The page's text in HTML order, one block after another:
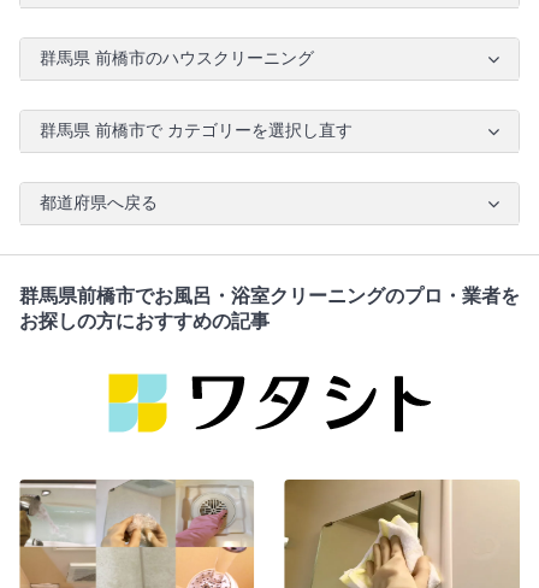
群馬県 前橋市のハウスクリーニング
群馬県 前橋市で カテゴリーを選択し直す
都道府県へ戻る
群馬県前橋市でお風呂・浴室クリーニングのプロ・業者を
お探しの方におすすめの記事